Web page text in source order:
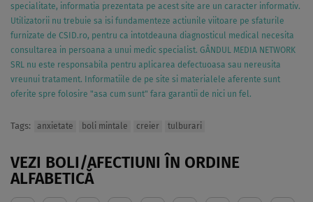
specialitate, informatia prezentata pe acest site are un caracter informativ.
Utilizatorii nu trebuie sa isi fundamenteze actiunile viitoare pe sfaturile
furnizate de CSID.ro, pentru ca intotdeauna diagnosticul medical necesita
consultarea in persoana a unui medic specialist. GÂNDUL MEDIA NETWORK
SRL nu este responsabila pentru aplicarea defectuoasa sau nereusita
vreunui tratament. Informatiile de pe site si materialele aferente sunt
oferite spre folosire "asa cum sunt" fara garantii de nici un fel.
Tags: anxietate boli mintale creier tulburari
VEZI BOLI/AFECTIUNI ÎN ORDINE
ALFABETICĂ